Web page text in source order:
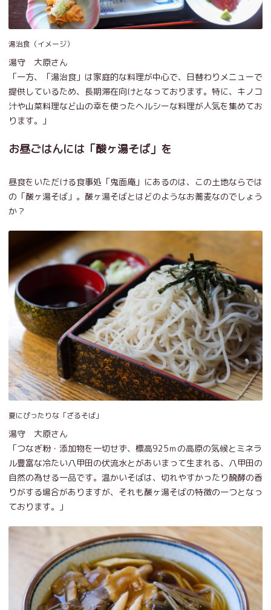
湯治食（イメージ）
湯守 大原さん
「一方、「湯治食」は家庭的な料理が中心で、日替わりメニューで
提供しているため、長期滞在向けとなっております。特に、キノコ
汁や山菜料理など山の幸を使ったヘルシーな料理が人気を集めてお
ります。」
お昼ごはんには「酸ヶ湯そば」を
昼食をいただける食事処「鬼面庵」にあるのは、この土地ならでは
の「酸ヶ湯そば」。酸ヶ湯そばとはどのようなお蕎麦なのでしょう
か？
夏にぴったりな「ざるそば」
湯守 大原さん
「つなぎ粉・添加物を一切せず、標高925ｍの高原の気候とミネラ
ル豊富な冷たい八甲田の伏流水とがあいまって生まれる、八甲田の
自然の為せる一品です。温かいそばは、切れやすかったり醗酵の香
りがする場合がありますが、それも酸ヶ湯そばの特徴の一つとなっ
ております。」